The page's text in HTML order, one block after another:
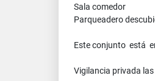
Sala comedor
Parqueadero
Este conjunto está
Vigilancia privada